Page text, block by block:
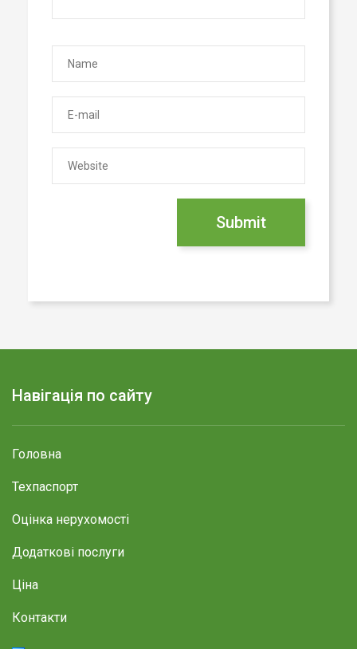
Навігація по сайту
Головна
Техпаспорт
Оцінка нерухомості
Додаткові послуги
Ціна
Контакти